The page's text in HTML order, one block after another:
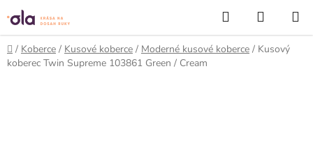
Prejsť
na
obsah
Hľadať
KOŠÍK
Domov
/ Koberce / Kusové koberce / Moderné kusové koberce / Kusový
koberec Twin Supreme 103861 Green / Cream